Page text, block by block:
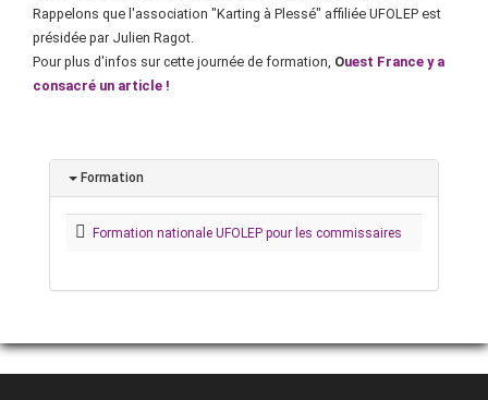
Rappelons que l'association "Karting à Plessé" affiliée UFOLEP est
présidée par Julien Ragot.
Pour plus d'infos sur cette journée de formation, Ouest France y a
consacré un article !
Formation
Formation nationale UFOLEP pour les commissaires